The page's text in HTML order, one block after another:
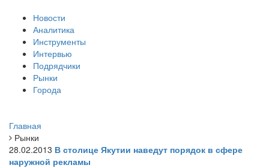
Новости
Аналитика
Инструменты
Интервью
Подрядчики
Рынки
Города
Главная
Рынки
28.02.2013 В столице Якутии наведут порядок в сфере
наружной рекламы